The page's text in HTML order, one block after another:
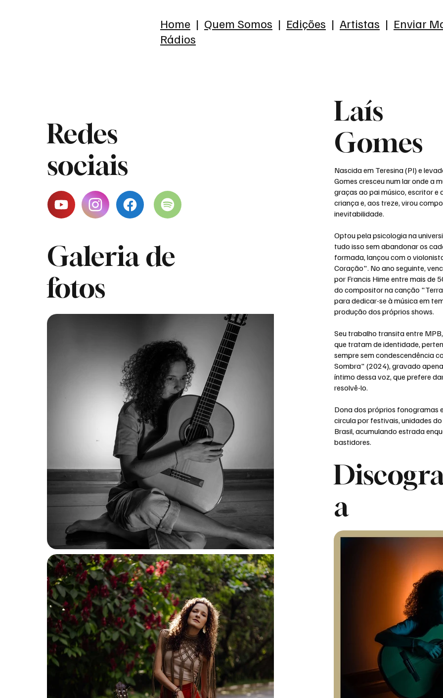
Home | Quem Somos | Edições | Artistas | Enviar
Rádios
Redes
sociais
Galeria de
fotos
Laís
Gomes
Nascida em Teresina (PI) e
Gomes cresceu num lar onde a
graças ao pai músico, escritor e
criança e, aos treze, virou
inevitabilidade.
Optou pela psicologia na
tudo isso sem abandonar os
formada, lançou com o
Coração". No ano seguinte,
por Francis Hime entre mais de
do compositor na canção
para dedicar-se à música em
produção dos próprios shows.
Seu trabalho transita entre
que tratam de identidade,
sempre sem condescendência
Sombra" (2024), gravado
íntimo dessa voz, que prefere
resolvê-lo.
Dona dos próprios fonogramas
circula por festivais, unidades
Brasil, acumulando estrada
bastidores.
a